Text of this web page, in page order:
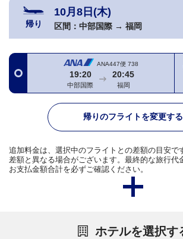
帰り
10月8日(木)
区間： 中部国際 → 福岡
ANA447便 738
19:20
中部国際
20:45
福岡
帰りのフライトを変更する
追加料金は、選択中のフライトとの差額の目安で
差額と異なる場合がございます。最終的な旅行代
お支払金額合計を必ずご確認ください。
ホテルを選択す